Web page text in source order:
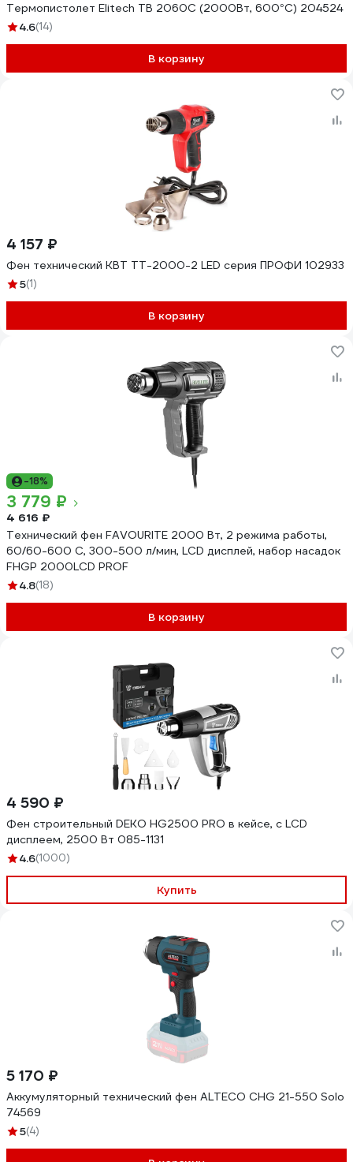
Термопистолет Elitech ТВ 2060С (2000Вт, 600°С) 204524
4.6(14)
В корзину
4 157 ₽
Фен технический КВТ ТТ-2000-2 LED серия ПРОФИ 102933
5(1)
В корзину
-18%
3 779 ₽
4 616 ₽
Технический фен FAVOURITE 2000 Вт, 2 режима работы,
60/60-600 С, 300-500 л/мин, LCD дисплей, набор насадок
FHGP 2000LCD PROF
4.8(18)
В корзину
4 590 ₽
Фен строительный DEKO HG2500 PRO в кейсе, с LCD
дисплеем, 2500 Вт 085-1131
4.6(1000)
Купить
5 170 ₽
Аккумуляторный технический фен ALTECO CHG 21-550 Solo
74569
5(4)